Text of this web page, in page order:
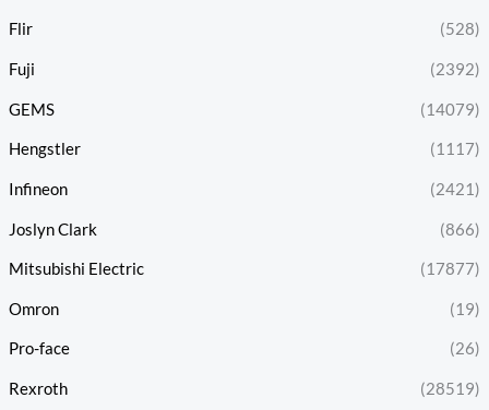
Flir (528)
Fuji (2392)
GEMS (14079)
Hengstler (1117)
Infineon (2421)
Joslyn Clark (866)
Mitsubishi Electric (17877)
Omron (19)
Pro-face (26)
Rexroth (28519)